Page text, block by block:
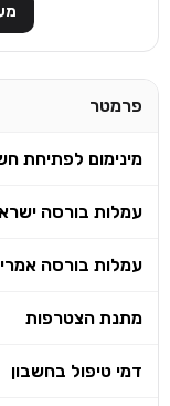
פרמטר
מינימום לפתיחת
עמלות בורסה
עמלות בורסה
מתנת הצטרפות
דמי טיפול בחשבון